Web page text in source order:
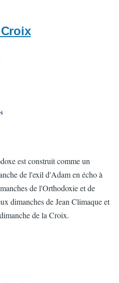
est construit comme un
de l'exil d'Adam en écho à
de l'Orthodoxie et de
dimanches de Jean Climaque et
de la Croix.